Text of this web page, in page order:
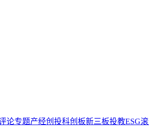
论专题产经创投科创板新三板投教ESG